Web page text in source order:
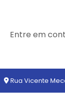
Entre em
Rua Vicente